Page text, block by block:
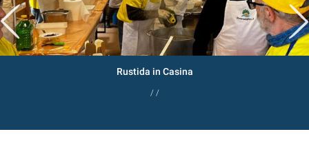
Rustida in Casina
/ /